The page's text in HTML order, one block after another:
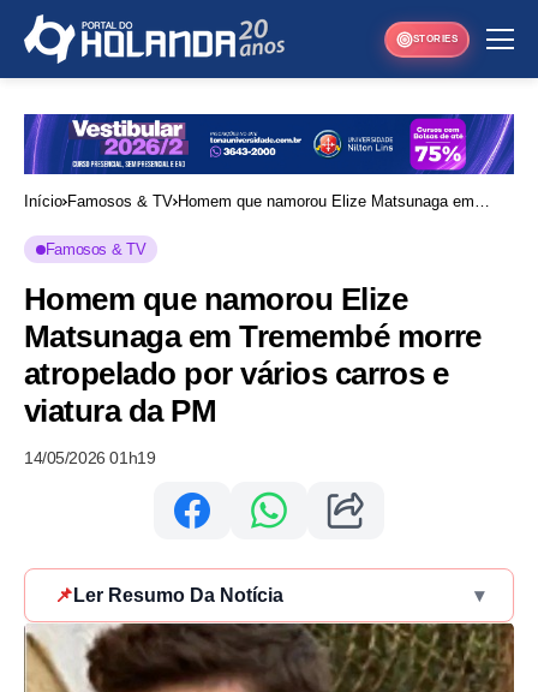
STORIES
Início Famosos & TV Homem que namorou Elize Matsunaga em
Famosos & TV
Homem que namorou Elize
Matsunaga em Tremembé morre
atropelado por vários carros e
viatura da PM
14/05/2026 01h19
📌 Ler Resumo Da Notícia ▾